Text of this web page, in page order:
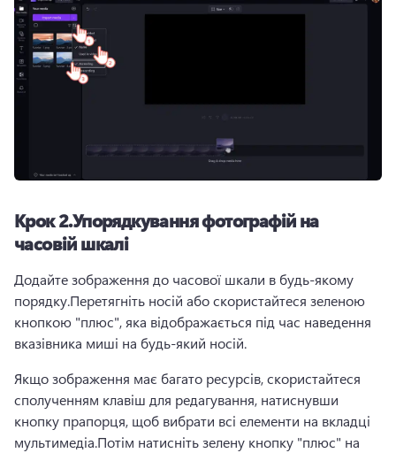
Крок 2.Упорядкування фотографій на
часовій шкалі
Додайте зображення до часової шкали в будь-якому
порядку.Перетягніть носій або скористайтеся зеленою
кнопкою "плюс", яка відображається під час наведення
вказівника миші на будь-який носій.
Якщо зображення має багато ресурсів, скористайтеся
сполученням клавіш для редагування, натиснувши
кнопку прапорця, щоб вибрати всі елементи на вкладці
мультимедіа.Потім натисніть зелену кнопку "плюс" на